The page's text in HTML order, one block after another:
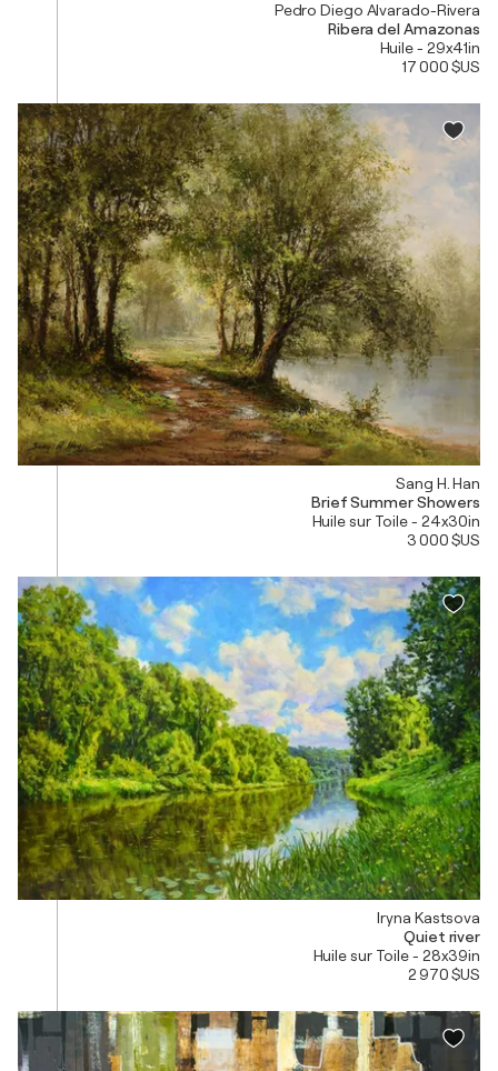
Pedro Diego Alvarado-Rivera
Ribera del Amazonas
Huile - 29x41in
17 000 $US
Sang H. Han
Brief Summer Showers
Huile sur Toile - 24x30in
3 000 $US
Iryna Kastsova
Quiet river
Huile sur Toile - 28x39in
2 970 $US